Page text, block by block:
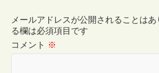
メールアドレスが公開されることはあ
る欄は必須項目です
コメント ※